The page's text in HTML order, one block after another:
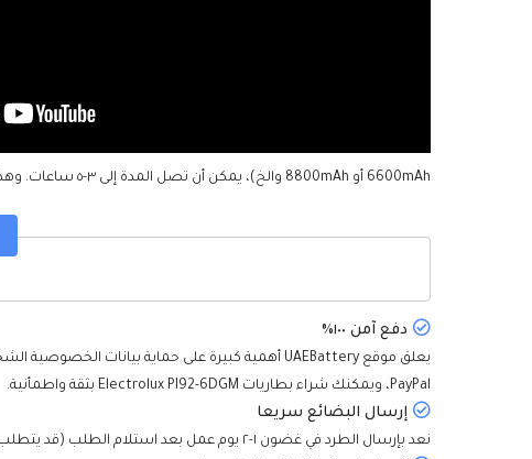
6600mAh أو 8800mAh والخ)، يمكن أن تصل المدة إلى ٣-٥ ساعات. وهذا سيجلب لك تجربة ممتازة.
دفع آمن ١٠٠٪
PayPal، ويمكنك شراء بطاريات Electrolux PI92-6DGM بثقة واطمأنية.
إرسال البضائع سريعا
نعد بإرسال الطرد في غضون ١-٢ يوم عمل بعد استلام الطلب (قد يتطلب عدد قليل من البطاريات وقتا إضافيا لنقل البضائع من الممخازن الأخرى)، وسيتم تسليمها إليكم في أقصر وقت.